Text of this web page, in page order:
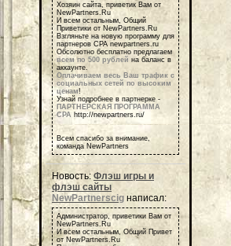
Хозяин сайта, приветик Вам от
NewPartners.Ru
И всем остальным, Общий
Приветики от NewPartners.Ru
Взгляньте на новую программу для
партнеров СРА newpartners.ru
Обсолютно бесплатно предлагаем
всем по 500 рублей на баланс в
аккаунте.
Оплачиваем весь Ваш трафик с
социальных сетей по высоким
ценам!
Узнай подробнее в партнерке -
ПАРТНЕРСКАЯ ПРОГРАММА
СРА http://newpartners.ru/
Всем спасибо за внимание,
команда NewPartners
Новость: Флэш игры и
флэш сайты
NewPartnerscig написал:
Администратор, приветики Вам от
NewPartners.Ru
И всем остальным, Общий Привет
от NewPartners.Ru